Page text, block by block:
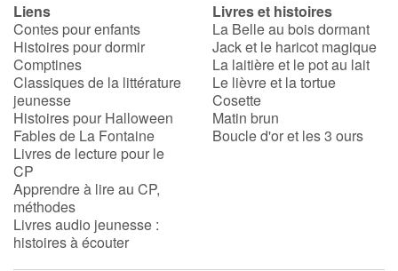
Liens
Contes pour enfants
Histoires pour dormir
Comptines
Classiques de la littérature
jeunesse
Histoires pour Halloween
Fables de La Fontaine
Livres de lecture pour le
CP
Apprendre à lire au CP,
méthodes
Livres audio jeunesse :
histoires à écouter
Livres et histoires
La Belle au bois dormant
Jack et le haricot magique
La laitière et le pot au lait
Le lièvre et la tortue
Cosette
Matin brun
Boucle d'or et les 3 ours